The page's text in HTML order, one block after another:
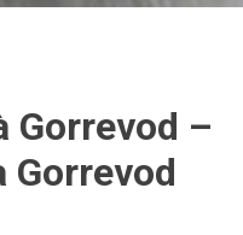
Gorrevod –
Gorrevod